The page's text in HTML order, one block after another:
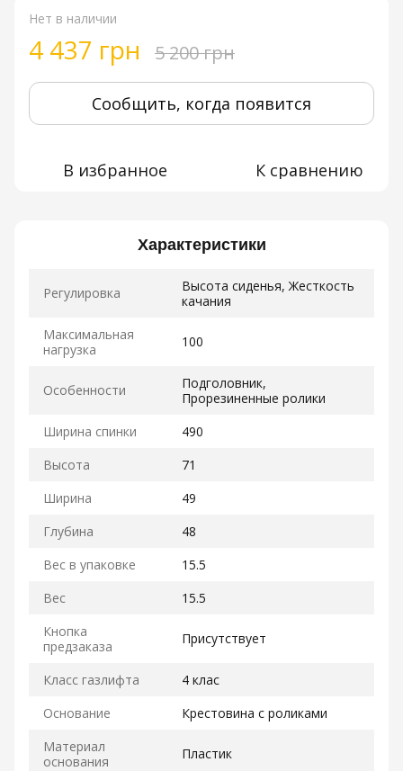
Нет в наличии
4 437 грн 5 200 грн
Сообщить, когда появится
В избранное К сравнению
Характеристики
Регулировка
Высота сиденья, Жесткость
качания
Максимальная
нагрузка
100
Особенности
Подголовник,
Прорезиненные ролики
Ширина спинки
490
Высота
71
Ширина
49
Глубина
48
Вес в упаковке
15.5
Вес
15.5
Кнопка
предзаказа
Присутствует
Класс газлифта
4 клас
Основание
Крестовина с роликами
Материал
основания
Пластик